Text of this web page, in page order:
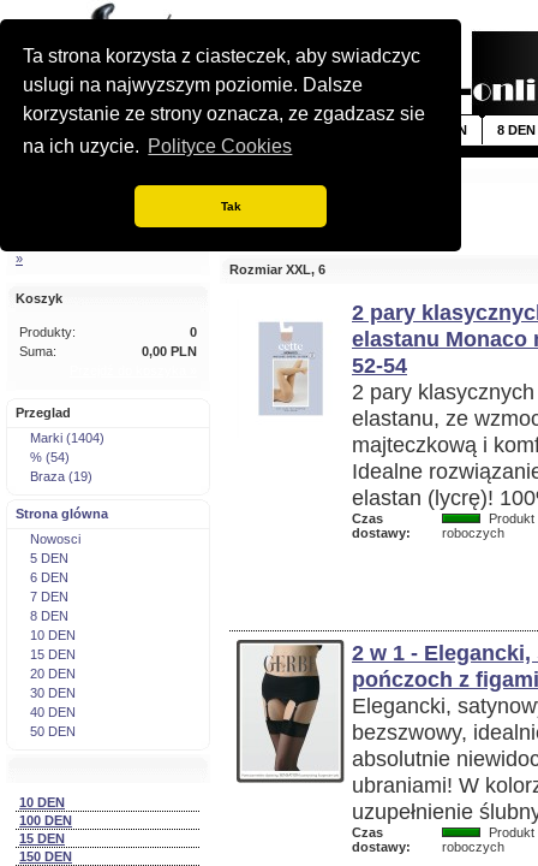
Ta strona korzysta z ciasteczek, aby swiadczyc
uslugi na najwyzszym poziomie. Dalsze
korzystanie ze strony oznacza, ze zgadzasz sie
na ich uzycie. Polityce Cookies
Tak
7 DEN 8 DEN
Szybkie wyszukiwanie
»
Koszyk
Produkty:
0
Suma:
0,00 PLN
Przeglad
Marki (1404)
% (54)
Braza (19)
Strona glówna
Nowosci
5 DEN
6 DEN
7 DEN
8 DEN
10 DEN
15 DEN
20 DEN
30 DEN
40 DEN
50 DEN
10 DEN
100 DEN
15 DEN
150 DEN
Jestes tutaj:Strona glówna
Rozmiar XXL, 6
Rozmiar XXL, 6
2 pary
elastanu Monaco
52-54
2 pary
elastanu, ze
majteczkową i
Idealne
elastan (lycrę)!
Czas
dostawy:
roboczych
2 w 1 -
pończoch z
Elegancki,
bezszwowy,
absolutnie
ubraniami! W
uzupełnienie
Czas
dostawy:
roboczych